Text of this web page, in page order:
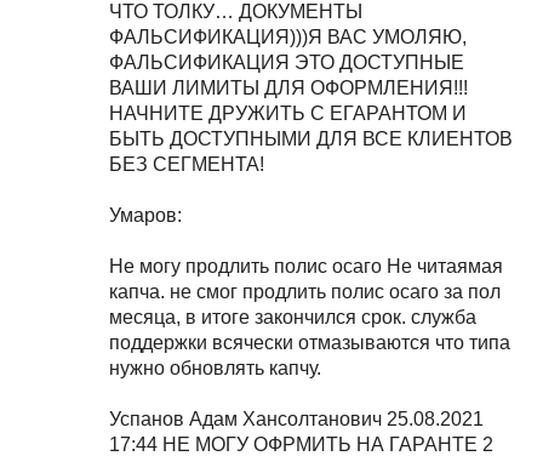
ЧТО ТОЛКУ… ДОКУМЕНТЫ
ФАЛЬСИФИКАЦИЯ)))Я ВАС УМОЛЯЮ,
ФАЛЬСИФИКАЦИЯ ЭТО ДОСТУПНЫЕ
ВАШИ ЛИМИТЫ ДЛЯ ОФОРМЛЕНИЯ!!!
НАЧНИТЕ ДРУЖИТЬ С ЕГАРАНТОМ И
БЫТЬ ДОСТУПНЫМИ ДЛЯ ВСЕ КЛИЕНТОВ
БЕЗ СЕГМЕНТА!
Умаров:
Не могу продлить полис осаго Не читаямая
капча. не смог продлить полис осаго за пол
месяца, в итоге закончился срок. служба
поддержки всячески отмазываются что типа
нужно обновлять капчу.
Успанов Адам Хансолтанович 25.08.2021
17:44 НЕ МОГУ ОФРМИТЬ НА ГАРАНТЕ 2